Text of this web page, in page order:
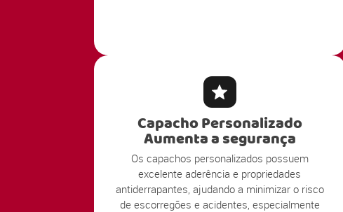
Capacho Personalizado
Aumenta a segurança
Os capachos personalizados possuem
excelente aderência e propriedades
antiderrapantes, ajudando a minimizar o risco
de escorregões e acidentes, especialmente